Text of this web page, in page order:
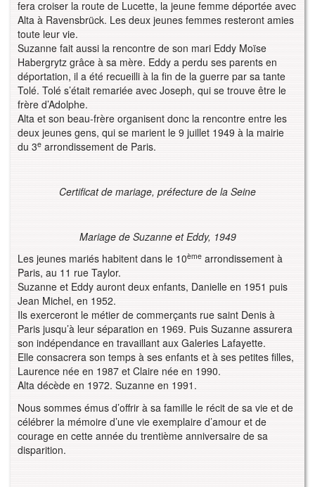
fera croiser la route de Lucette, la jeune femme déportée avec
Alta à Ravensbrück. Les deux jeunes femmes resteront amies
toute leur vie.
Suzanne fait aussi la rencontre de son mari Eddy Moïse
Habergrytz grâce à sa mère. Eddy a perdu ses parents en
déportation, il a été recueilli à la fin de la guerre par sa tante
Tolé. Tolé s’était remariée avec Joseph, qui se trouve être le
frère d’Adolphe.
Alta et son beau-frère organisent donc la rencontre entre les
deux jeunes gens, qui se marient le 9 juillet 1949 à la mairie
du 3e arrondissement de Paris.
Certificat de mariage, préfecture de la Seine
Mariage de Suzanne et Eddy, 1949
Les jeunes mariés habitent dans le 10ème arrondissement à
Paris, au 11 rue Taylor.
Suzanne et Eddy auront deux enfants, Danielle en 1951 puis
Jean Michel, en 1952.
Ils exerceront le métier de commerçants rue saint Denis à
Paris jusqu’à leur séparation en 1969. Puis Suzanne assurera
son indépendance en travaillant aux Galeries Lafayette.
Elle consacrera son temps à ses enfants et à ses petites filles,
Laurence née en 1987 et Claire née en 1990.
Alta décède en 1972. Suzanne en 1991.
Nous sommes émus d’offrir à sa famille le récit de sa vie et de
célébrer la mémoire d’une vie exemplaire d’amour et de
courage en cette année du trentième anniversaire de sa
disparition.